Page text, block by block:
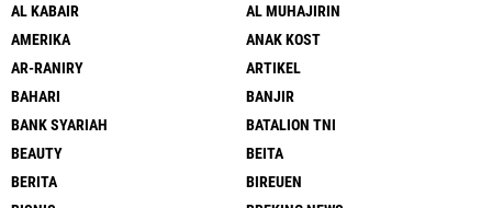
AL KABAIR
AL MUHAJIRIN
AMERIKA
ANAK KOST
AR-RANIRY
ARTIKEL
BAHARI
BANJIR
BANK SYARIAH
BATALION TNI
BEAUTY
BEITA
BERITA
BIREUEN